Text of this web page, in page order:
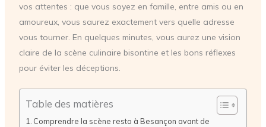
vos attentes : que vous soyez en famille, entre amis ou en
amoureux, vous saurez exactement vers quelle adresse
vous tourner. En quelques minutes, vous aurez une vision
claire de la scène culinaire bisontine et les bons réflexes
pour éviter les déceptions.
Table des matières
Comprendre la scène resto à Besançon avant de